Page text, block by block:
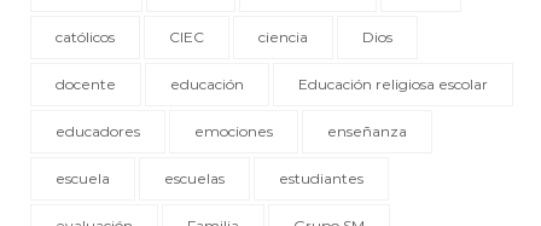
católicos CIEC ciencia Dios
docente educación Educación religiosa escolar
educadores emociones enseñanza
escuela escuelas estudiantes